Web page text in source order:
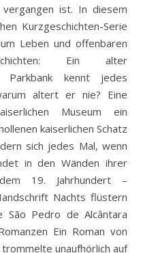
vergangen ist. In diesem
Kurzgeschichten-Serie
Leben und offenbaren
Ein alter
Parkbank kennt jedes
altert er nie? Eine
Museum ein
kaiserlichen Schatz
sich jedes Mal, wenn
in den Wänden ihrer
19. Jahrhundert –
Nachts flüstern
Pedro de Alcântara
Ein Roman von
trommelte unaufhörlich auf